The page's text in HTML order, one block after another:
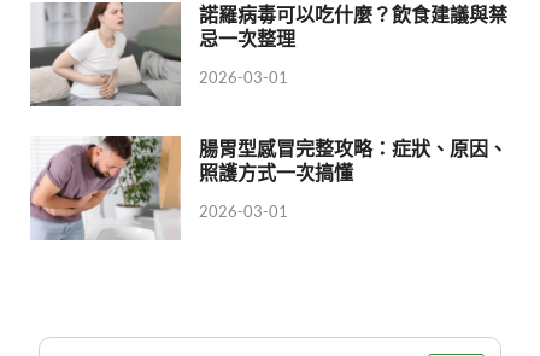
諾羅病毒可以吃什麼？飲食建議與禁
忌一次整理
2026-03-01
腸胃型感冒完整攻略：症狀、原因、
照護方式一次搞懂
2026-03-01